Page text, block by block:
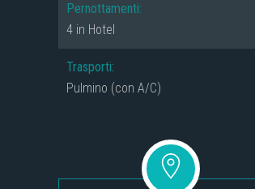
Pernottamenti:
4 in Hotel
Trasporti:
Pulmino (con A/C)